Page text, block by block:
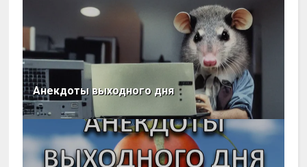
Анекдоты выходного дня